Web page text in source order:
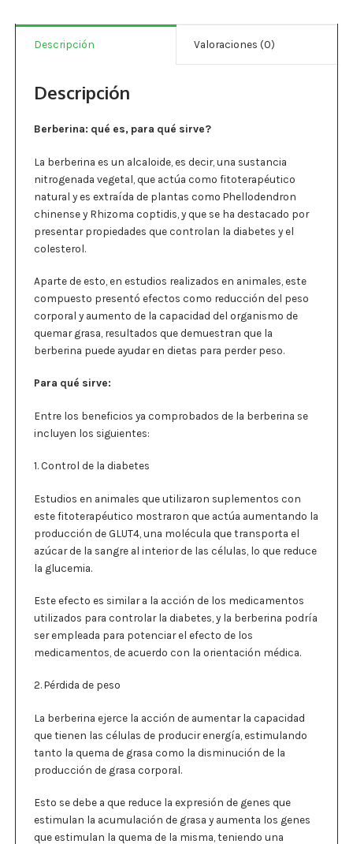
Milk
Thistle
Melon
Cúrcuma
Schisandra
otros
cápsulas.
Descripción Valoraciones (0)
Descripción
Berberina: qué es, para qué sirve?
La berberina es un alcaloide, es decir, una sustancia
nitrogenada vegetal, que actúa como fitoterapéutico
natural y es extraída de plantas como Phellodendron
chinense y Rhizoma coptidis, y que se ha destacado por
presentar propiedades que controlan la diabetes y el
colesterol.
Aparte de esto, en estudios realizados en animales, este
compuesto presentó efectos como reducción del peso
corporal y aumento de la capacidad del organismo de
quemar grasa, resultados que demuestran que la
berberina puede ayudar en dietas para perder peso.
Para qué sirve:
Entre los beneficios ya comprobados de la berberina se
incluyen los siguientes:
1. Control de la diabetes
Estudios en animales que utilizaron suplementos con
este fitoterapéutico mostraron que actúa aumentando la
producción de GLUT4, una molécula que transporta el
azúcar de la sangre al interior de las células, lo que reduce
la glucemia.
Este efecto es similar a la acción de los medicamentos
utilizados para controlar la diabetes, y la berberina podría
ser empleada para potenciar el efecto de los
medicamentos, de acuerdo con la orientación médica.
2. Pérdida de peso
La berberina ejerce la acción de aumentar la capacidad
que tienen las células de producir energía, estimulando
tanto la quema de grasa como la disminución de la
producción de grasa corporal.
Esto se debe a que reduce la expresión de genes que
estimulan la acumulación de grasa y aumenta los genes
que estimulan la quema de la misma, teniendo una